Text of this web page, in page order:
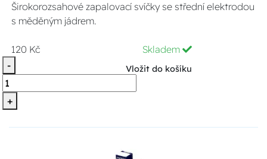
Širokorozsahové zapalovací svíčky se střední elektrodou
s měděným jádrem.
120 Kč
Skladem
-
+
Vložit do košíku